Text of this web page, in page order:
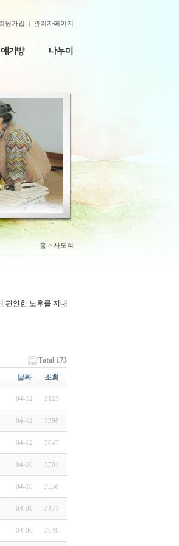
원가입 | 관리자페이지
홈 > 사도직
편안한 노후를 지내
Total 173
날짜 조회
04-12 3123
04-12 3398
04-12 3847
04-10 3501
04-10 3550
04-09 3471
04-06 3646